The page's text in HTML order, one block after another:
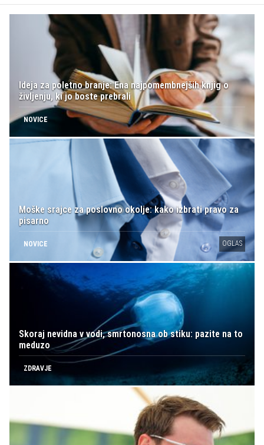
Ideja za poletno branje: Ena najpomembnejših knjig o
življenju, ki jo boste prebrali
NOVICE
Moške srajce za poslovno okolje: kako izbrati pravo za
pisarno
NOVICE OGLAS
Skoraj nevidna v vodi, smrtonosna ob stiku: pazite na to
meduzo
ZDRAVJE